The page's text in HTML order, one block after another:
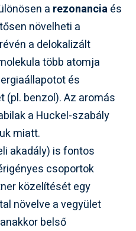
a rezonanciaés
növelheti a
a delokalizált
több atomja
és
benzol). Az aromás
a Huckel-szabály
miatt.
akadály) is fontos
csoportok
közelítését egy
növelve a vegyület
belső